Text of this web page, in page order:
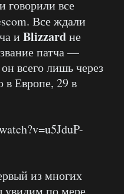
говорили все
Все ждали
и Blizzardне
патча —
всего лишь через
в Европе, 29 в
из многих
увидим по мере